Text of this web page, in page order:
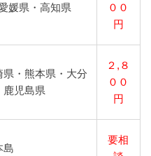
媛県・高知県
００
円
・熊本県・大分
鹿児島県
２,８
００
円
島
要相